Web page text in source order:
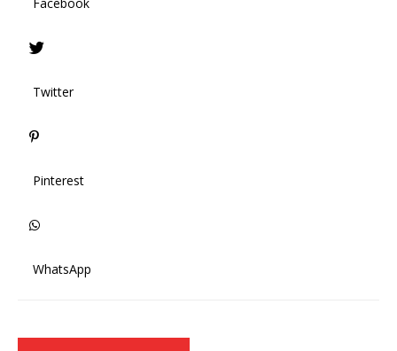
Facebook
Twitter
Pinterest
WhatsApp